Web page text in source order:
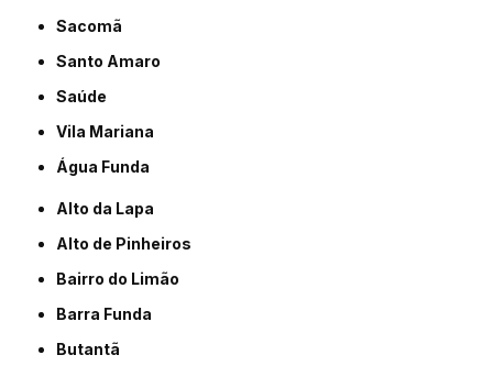
Sacomã
Santo Amaro
Saúde
Vila Mariana
Água Funda
Alto da Lapa
Alto de Pinheiros
Bairro do Limão
Barra Funda
Butantã